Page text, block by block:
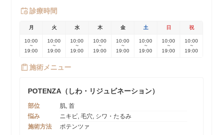
診療時間
月 火 水 木 金 土 日 祝
10:00
~
19:00
10:00
~
19:00
10:00
~
19:00
10:00
~
19:00
10:00
~
19:00
10:00
~
19:00
10:00
~
19:00
10:00
~
19:00
施術メニュー
POTENZA（しわ・リジュビネーション）
部位
肌, 首
悩み
ニキビ, 毛穴, シワ・たるみ
施術方法
ポテンツァ